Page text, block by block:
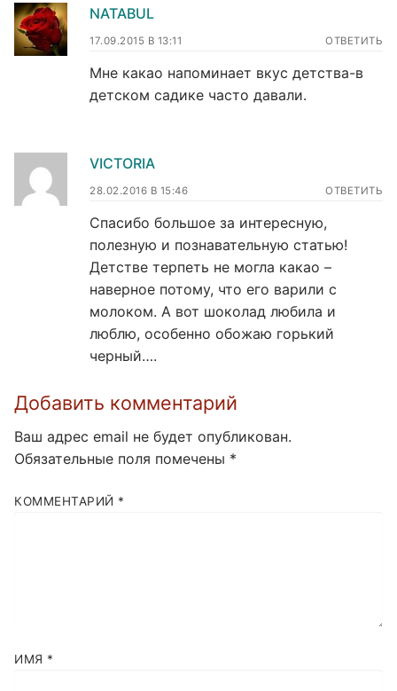
NATABUL
17.09.2015 В 13:11 ОТВЕТИТЬ
Мне какао напоминает вкус детства-в
детском садике часто давали.
VICTORIA
28.02.2016 В 15:46 ОТВЕТИТЬ
Спасибо большое за интересную,
полезную и познавательную статью!
Детстве терпеть не могла какао –
наверное потому, что его варили с
молоком. А вот шоколад любила и
люблю, особенно обожаю горький
черный….
Добавить комментарий
Ваш адрес email не будет опубликован.
Обязательные поля помечены *
КОММЕНТАРИЙ *
ИМЯ *